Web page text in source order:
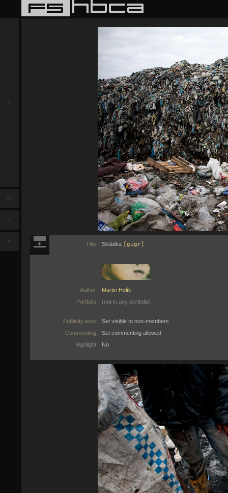
a-
a+
f-
f+ Title: Skládka [gugr]
Author:
Martin Holík
Portfolio:
(not in any portfolio)
Publicity level:
Set visible to non-members
Commenting:
Set commenting allowed
Highlight:
No